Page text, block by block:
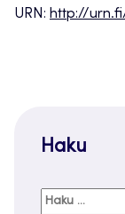
URN: http://
Haku
Haku: